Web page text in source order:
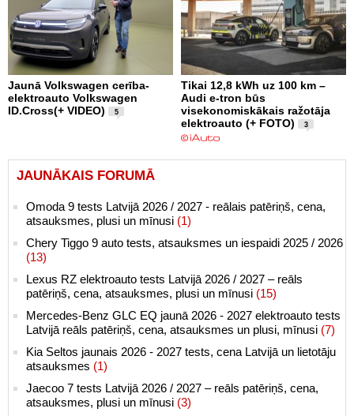
Jaunā Volkswagen cerība-
elektroauto Volkswagen
ID.Cross(+ VIDEO)
5
Tikai 12,8 kWh uz 100 km –
Audi e-tron būs
visekonomiskākais ražotāja
elektroauto (+ FOTO)
3
JAUNĀKAIS FORUMĀ
Omoda 9 tests Latvijā 2026 / 2027 - reālais patēriņš, cena,
atsauksmes, plusi un mīnusi (1)
Chery Tiggo 9 auto tests, atsauksmes un iespaidi 2025 / 2026
(13)
Lexus RZ elektroauto tests Latvijā 2026 / 2027 – reāls
patēriņš, cena, atsauksmes, plusi un mīnusi (15)
Mercedes-Benz GLC EQ jaunā 2026 - 2027 elektroauto tests
Latvijā reāls patēriņš, cena, atsauksmes un plusi, mīnusi (7)
Kia Seltos jaunais 2026 - 2027 tests, cena Latvijā un lietotāju
atsauksmes (1)
Jaecoo 7 tests Latvijā 2026 / 2027 – reāls patēriņš, cena,
atsauksmes, plusi un mīnusi (3)